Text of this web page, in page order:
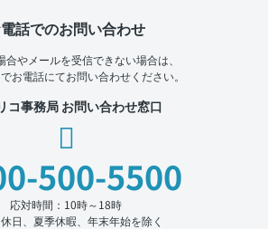
話でのお問い合わせ
合やメールを受信できない場合は、
お電話にてお問い合わせください。
コ事務局 お問い合わせ窓口
500-5500
応対時間：10時～18時
日、夏季休暇、年末年始を除く